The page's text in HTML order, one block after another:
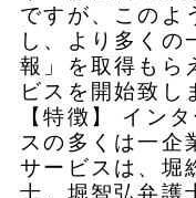
ですが、このよ
し、より多くの
報」を取得もら
ビスを開始致し
【特徴】 イン
スの多くは一企
サービスは、堀
士、堀智弘弁護